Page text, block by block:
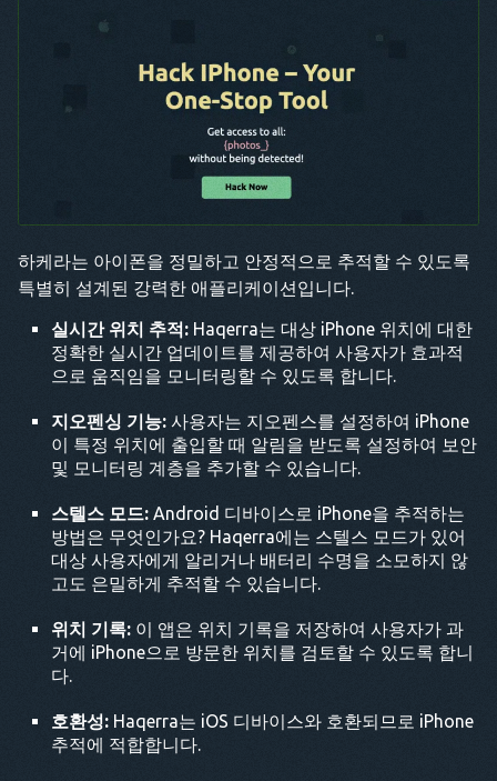
하케라는 아이폰을 정밀하고 안정적으로 추적할 수 있도록
특별히 설계된 강력한 애플리케이션입니다.
실시간 위치 추적: Haqerra는 대상 iPhone 위치에 대한
정확한 실시간 업데이트를 제공하여 사용자가 효과적
으로 움직임을 모니터링할 수 있도록 합니다.
지오펜싱 기능: 사용자는 지오펜스를 설정하여 iPhone
이 특정 위치에 출입할 때 알림을 받도록 설정하여 보안
및 모니터링 계층을 추가할 수 있습니다.
스텔스 모드: Android 디바이스로 iPhone을 추적하는
방법은 무엇인가요? Haqerra에는 스텔스 모드가 있어
대상 사용자에게 알리거나 배터리 수명을 소모하지 않
고도 은밀하게 추적할 수 있습니다.
위치 기록: 이 앱은 위치 기록을 저장하여 사용자가 과
거에 iPhone으로 방문한 위치를 검토할 수 있도록 합니
다.
호환성: Haqerra는 iOS 디바이스와 호환되므로 iPhone
추적에 적합합니다.